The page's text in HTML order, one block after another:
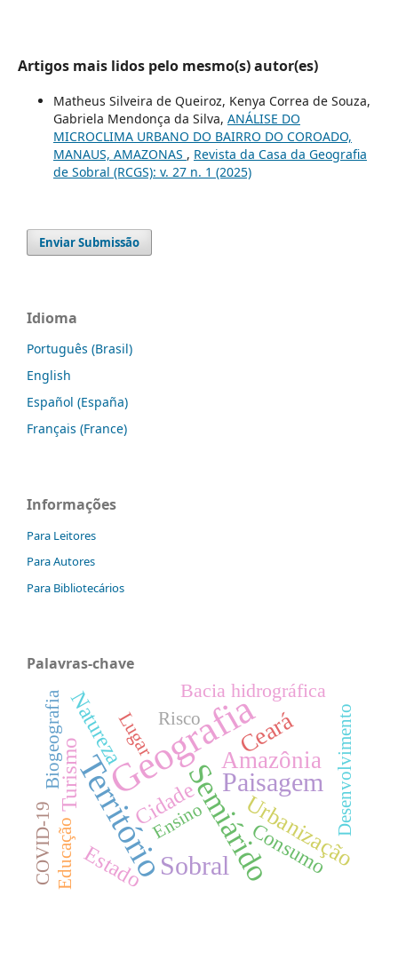
Artigos mais lidos pelo mesmo(s) autor(es)
Matheus Silveira de Queiroz, Kenya Correa de Souza,
Gabriela Mendonça da Silva, ANÁLISE DO
MICROCLIMA URBANO DO BAIRRO DO COROADO,
MANAUS, AMAZONAS , Revista da Casa da Geografia
de Sobral (RCGS): v. 27 n. 1 (2025)
Enviar Submissão
Idioma
Português (Brasil)
English
Español (España)
Français (France)
Informações
Para Leitores
Para Autores
Para Bibliotecários
Palavras-chave
Geografia
TerritórioSemiárido
Sobral
Paisagem
Ceará
Amazônia
Urbanização
Turismo Cidade
Natureza
Estado Consumo
Bacia hidrográfica
Lugar Risco
Biogeografia Desenvolvimento
Educação Ensino
COVID-19